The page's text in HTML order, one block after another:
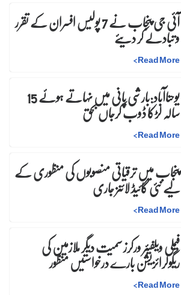
آئی جی پنجاب نے 7 پولیس افسران کے تقرر و تبادلے کر دیئے
Read More
>
یوحناآباد:بارشی پانی میں نہاتے ہوئے 15 سالہ لڑکا ڈوب کرجاں بحق
Read More
>
پنجاب میں ترقیاتی منصوبوں کی منظوری کے
لیے نئی گائیڈ لائنز جاری
Read More
>
فیملی ویلفیئر ورکرز سمیت دیگر ملازمین کی
ریگولرائزیشن بارے درخواستیں منظور
Read More
>